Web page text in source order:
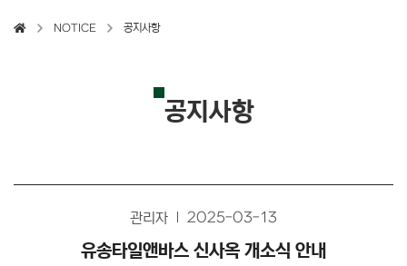
NOTICE 공지사항
공지사항
관리자 2025-03-13
유송타일앤바스 신사옥 개소식 안내